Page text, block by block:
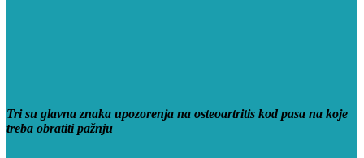
Tri su glavna znaka upozorenja na osteoartritis kod pasa na koje
treba obratiti pažnju